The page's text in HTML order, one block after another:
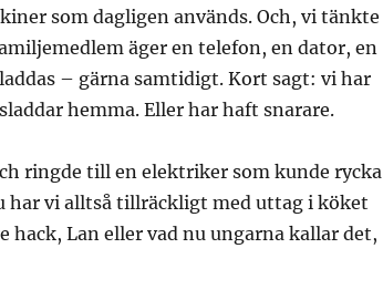
som dagligen används. Och, vi tänkte
äger en telefon, en dator, en
– gärna samtidigt. Kort sagt: vi har
hemma. Eller har haft snarare.
ringde till en elektriker som kunde rycka
har vi alltså tillräckligt med uttag i köket
Lan eller vad nu ungarna kallar det,